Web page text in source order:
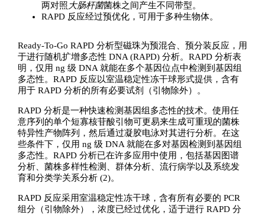
两对照 大肠杆菌菌株之间产生不同带型。
RAPD 反应经过预优化，可用于多种生物体。
Ready-To-Go RAPD 分析型磁珠为预混合、预分装反应，用
于进行随机扩增多态性 DNA (RAPD) 分析。RAPD 分析表
明，仅用 ng 级 DNA 就能在多个基因位点中检测到基因组
多态性。RAPD 反应以室温稳定性冻干球形式提供，含有
用于 RAPD 分析的所有必要试剂（引物除外）。
RAPD 分析是一种快速检测基因组多态性的技术。使用任
意序列的单个短寡核苷酸引物可更易来生成可重现的菌株
特异性产物阵列，然后通过凝胶电泳对其进行分析。在这
些条件下，仅用 ng 级 DNA 就能在多对基因检测到基因组
多态性。RAPD 分析已在许多应用中使用，包括基因图谱
分析、菌株多样性检测、群体分析、流行病学以及系统发
育和分类学关系分析 (2)。
RAPD 反应采用室温稳定性冻干球，含有所有必要的 PCR
组分（引物除外），浓度已经过优化，适于进行 RAPD 分